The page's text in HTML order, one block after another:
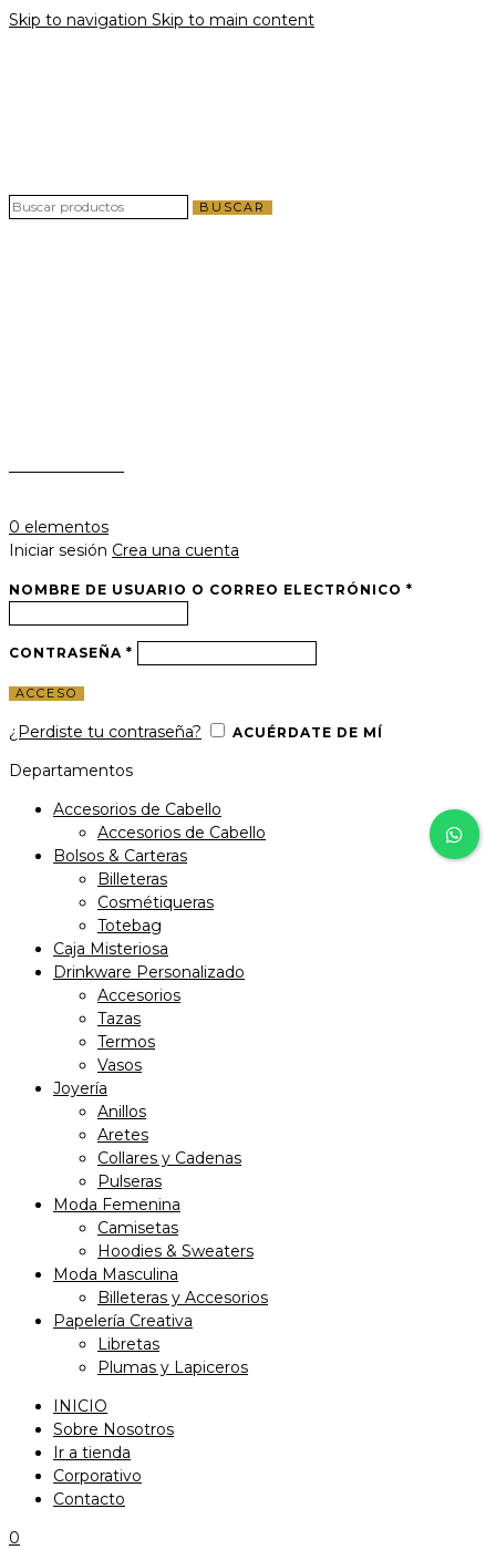
Skip to navigation Skip to main content
BUSCAR
0 elementos
Iniciar sesión Crea una cuenta
NOMBRE DE USUARIO O CORREO ELECTRÓNICO *
CONTRASEÑA *
ACCESO
¿Perdiste tu contraseña? ACUÉRDATE DE MÍ
Departamentos
Accesorios de Cabello
Accesorios de Cabello
Bolsos & Carteras
Billeteras
Cosmétiqueras
Totebag
Caja Misteriosa
Drinkware Personalizado
Accesorios
Tazas
Termos
Vasos
Joyería
Anillos
Aretes
Collares y Cadenas
Pulseras
Moda Femenina
Camisetas
Hoodies & Sweaters
Moda Masculina
Billeteras y Accesorios
Papelería Creativa
Libretas
Plumas y Lapiceros
INICIO
Sobre Nosotros
Ir a tienda
Corporativo
Contacto
0